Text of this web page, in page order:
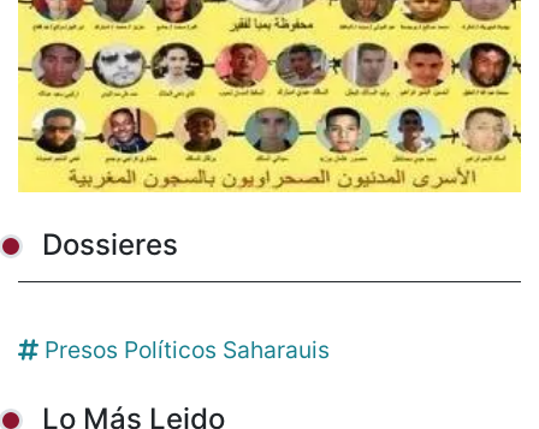
Dossieres
Presos Políticos Saharauis
Lo Más Leido